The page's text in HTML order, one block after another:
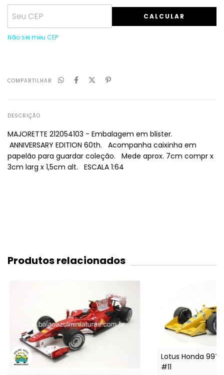
CALCULAR
Não sei meu CEP
COMPARTILHAR
DESCRIÇÃO
MAJORETTE 212054103 - Embalagem em blister.
ANNIVERSARY EDITION 60th. Acompanha caixinha em
papelão para guardar coleção. Mede aprox. 7cm compr x
3cm larg x 1,5cm alt. ESCALA 1:64
Produtos relacionados
Lotus Honda 99T
#11